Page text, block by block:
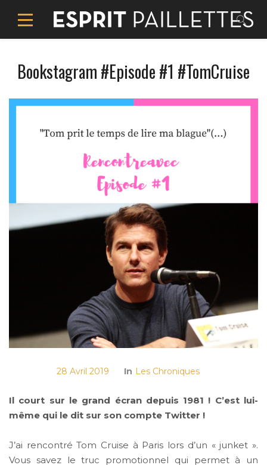
Bookstagram #Episode #1 #TomCruise
28 Avril 2019 In Les Chroniques
Il court sur le grand écran depuis 1981 ! C’est lui-
même qui le dit sur son compte Twitter !
J’ai rencontré Tom Cruise à Paris lors d’un « junket ».
Vous savez le truc promotionnel qui permet à un